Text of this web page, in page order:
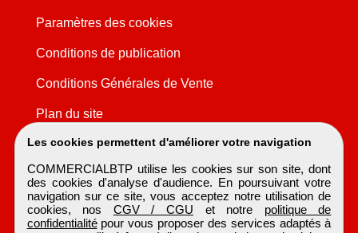
Les cookies permettent d'améliorer votre navigation
COMMERCIALBTP utilise les cookies sur son site, dont
des cookies d'analyse d'audience. En poursuivant votre
navigation sur ce site, vous acceptez notre utilisation de
cookies, nos CGV / CGU et notre politique de
confidentialitépour vous proposer des services adaptés à
Paramètres des cookies
Conditions de publication
Conditions Générales de Vente
Plan du site